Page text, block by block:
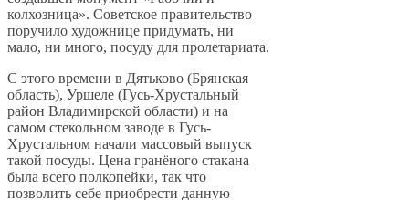
колхозница». Советское правительство
поручило художнице придумать, ни
мало, ни много, посуду для пролетариата.
С этого времени в Дятьково (Брянская
область), Уршеле (Гусь-Хрустальный
район Владимирской области) и на
самом стекольном заводе в Гусь-
Хрустальном начали массовый выпуск
такой посуды. Цена гранёного стакана
была всего полкопейки, так что
позволить себе приобрести данную